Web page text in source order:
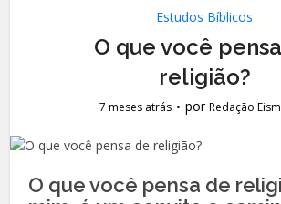
Estudos Bíblicos
O que você
religião?
7 meses atrás porRedação
O que você pensa de